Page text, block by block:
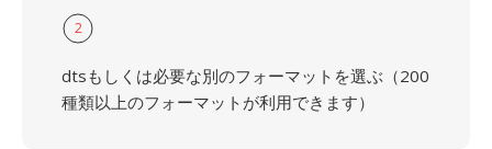
2
dtsもしくは必要な別のフォーマットを選ぶ（200
種類以上のフォーマットが利用できます）